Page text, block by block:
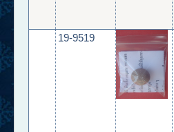
19-9519